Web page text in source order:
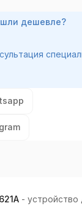
- устройство